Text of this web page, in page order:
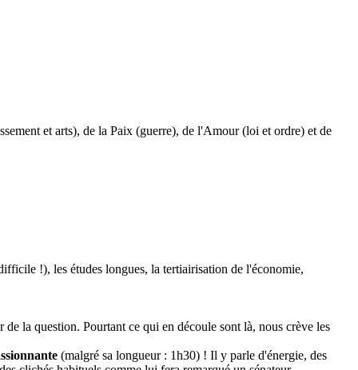
et arts), de la Paix (guerre), de l'Amour (loi et ordre) et de
!), les études longues, la tertiairisation de l'économie,
la question. Pourtant ce qui en découle sont là, nous crève les
(malgré sa longueur : 1h30) ! Il y parle d'énergie, des